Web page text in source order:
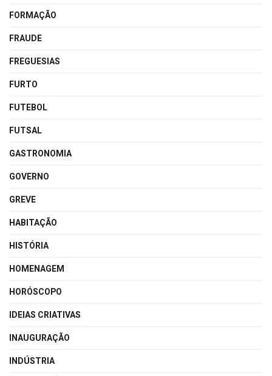
FORMAÇÃO
FRAUDE
FREGUESIAS
FURTO
FUTEBOL
FUTSAL
GASTRONOMIA
GOVERNO
GREVE
HABITAÇÃO
HISTÓRIA
HOMENAGEM
HORÓSCOPO
IDEIAS CRIATIVAS
INAUGURAÇÃO
INDÚSTRIA